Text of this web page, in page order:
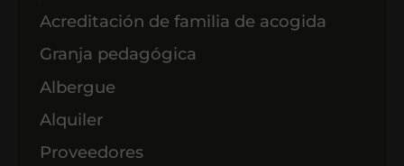
Acreditación de familia de acogida
Granja pedagógica
Albergue
Alquiler
Proveedores